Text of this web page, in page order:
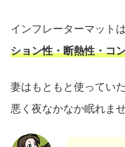
インフレーターマット
ション性・断熱性・コ
妻はもともと使ってい
悪く夜なかなか眠れま